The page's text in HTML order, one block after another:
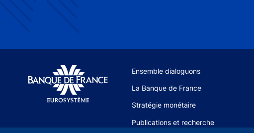
Site navigation
Ensemble dialoguons
La Banque de France
Stratégie monétaire
Publications et recherche